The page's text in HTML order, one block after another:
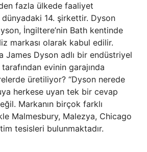
fazla ülkede faaliyet
14. şirkettir. Dyson
İngiltere’nin Bath kentinde
markası olarak kabul edilir.
James Dyson adlı bir endüstriyel
evinin garajında
üretiliyor? “Dyson nerede
herkese uyan tek bir cevap
Markanın birçok farklı
Malmesbury, Malezya, Chicago
tesisleri bulunmaktadır.